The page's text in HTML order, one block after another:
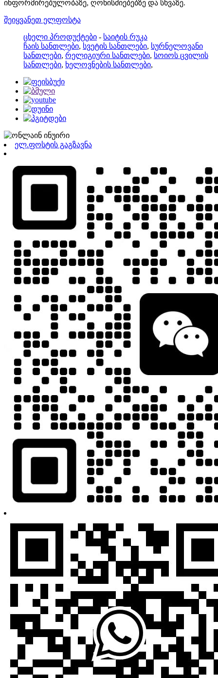
ინფორმირებულობაზე, ღონისძიებებზე და სხვაზე.
შეიყვანეთ ელფოსტა
ცხელი პროდუქტები - საიტის რუკა
ჩაის სანთლები, სვეტის სანთლები, სურნელოვანი
სანთლები, რელიგიური სანთლები, სოიოს ცვილის
სანთლები, ხელოვნების სანთლები,
ელ.ფოსტის გაგზავნა